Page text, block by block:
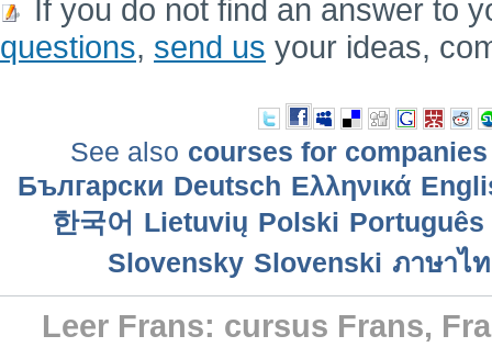
If you do not find an answer to
questions, send us your ideas,
See also courses for companies
Български Deutsch Ελληνικά
한국어 Lietuvių Polski
Slovensky Slovenski ภาษาไ
Leer Frans: cursus Frans,